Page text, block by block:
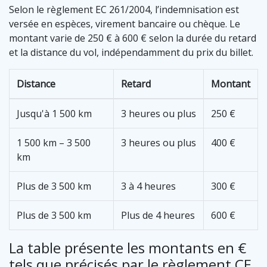
Selon le règlement EC 261/2004, l’indemnisation est
versée en espèces, virement bancaire ou chèque. Le
montant varie de 250 € à 600 € selon la durée du retard
et la distance du vol, indépendamment du prix du billet.
Distance Retard Montant
Jusqu'à 1 500 km 3 heures ou plus 250 €
1 500 km – 3 500
km
3 heures ou plus 400 €
Plus de 3 500 km 3 à 4 heures 300 €
Plus de 3 500 km Plus de 4 heures 600 €
La table présente les montants en €